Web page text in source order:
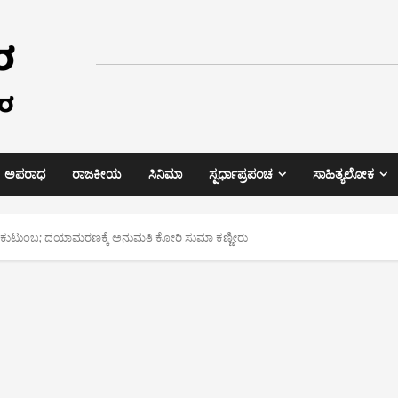
ಅಪರಾಧ ರಾಜಕೀಯ ಸಿನಿಮಾ ಸ್ಪರ್ಧಾಪ್ರಪಂಚ ಸಾಹಿತ್ಯಲೋಕ
ಕುಟುಂಬ; ದಯಾಮರಣಕ್ಕೆ ಅನುಮತಿ ಕೋರಿ ಸುಮಾ ಕಣ್ಣೀರು